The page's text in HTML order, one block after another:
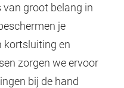
van groot belang in
je
kortsluiting en
zorgen we ervoor
bij de hand